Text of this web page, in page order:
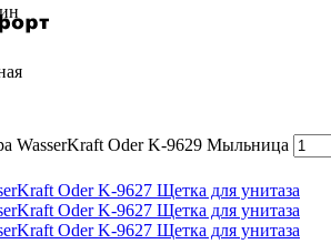
WasserKraft Oder K-9629 Мыльница